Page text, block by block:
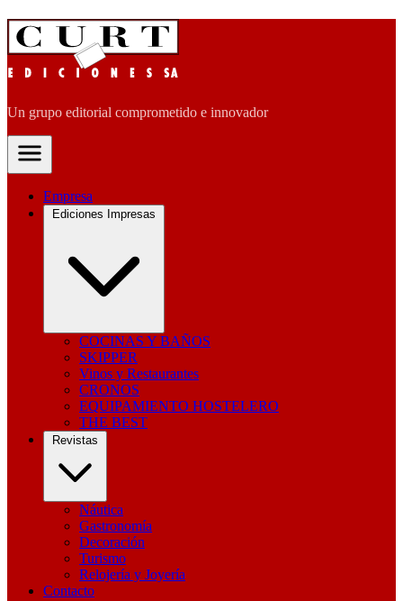
Un grupo editorial comprometido e innovador
Empresa
Ediciones Impresas
COCINAS Y BAÑOS
SKIPPER
Vinos y Restaurantes
CRONOS
EQUIPAMIENTO HOSTELERO
THE BEST
Revistas
Náutica
Gastronomía
Decoración
Turismo
Relojería y Joyería
Contacto